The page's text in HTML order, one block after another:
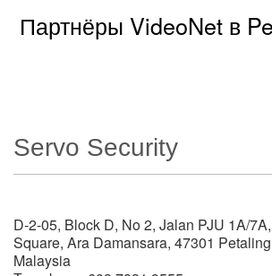
Партнёры VideoNet в
Servo Security
D-2-05, Block D, No 2, Jalan PJU 1A/
Square, Ara Damansara, 47301
Malaysia